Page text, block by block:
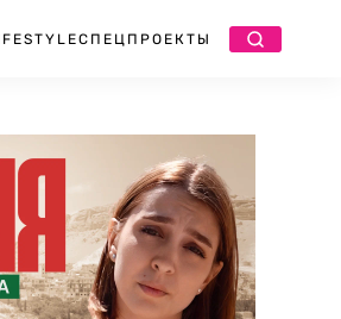
СПЕЦПРОЕКТЫ